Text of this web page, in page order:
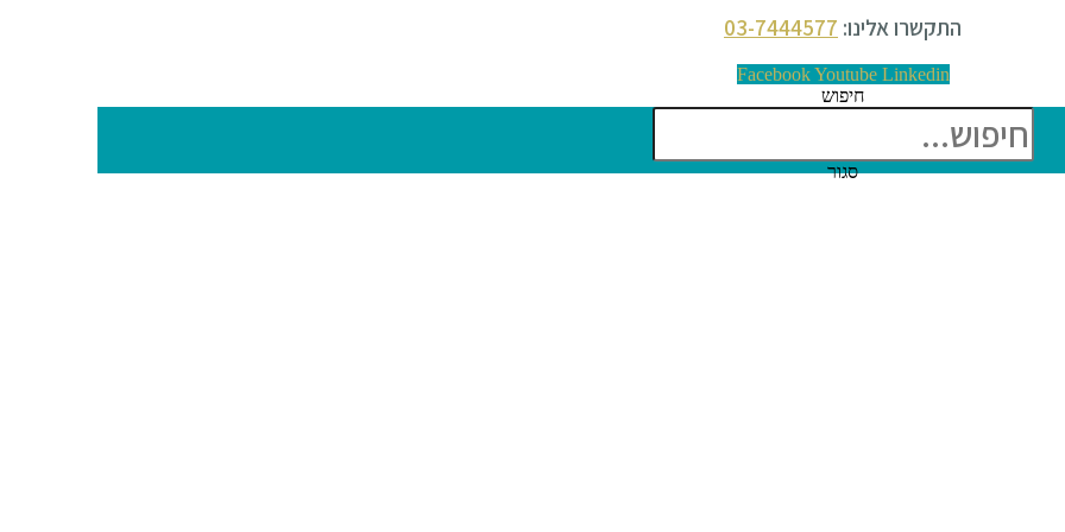
התקשרו אלינו: 03-7444577
Facebook Youtube Linkedin
חיפוש
סגור